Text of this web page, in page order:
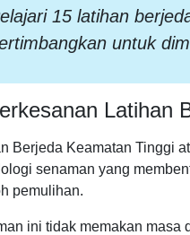
15 latihan
untuk
Latihan
Berjeda Keamatan Tinggi
senaman yang
pemulihan.
ini tidak memakan masa